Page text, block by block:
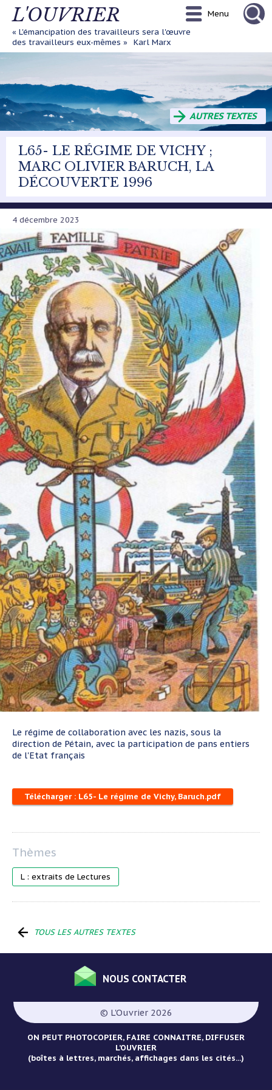
Aller
principal
L'OUVRIER
« L'émancipation des travailleurs sera l'œuvre
des travailleurs eux-mêmes »
Karl Marx
Menu
AUTRES TEXTES
L65- LE RÉGIME DE VICHY ;
MARC OLIVIER BARUCH, LA
DÉCOUVERTE 1996
4 décembre 2023
Le régime de collaboration avec les nazis, sous la
direction de Pétain, avec la participation de pans entiers
de l'Etat français
Télécharger : L65- Le régime de Vichy, Baruch.pdf
L : extraits de Lectures
TOUS LES AUTRES TEXTES
Pied
de
page
NOUS CONTACTER
© L'Ouvrier 2026
ON PEUT PHOTOCOPIER, FAIRE CONNAITRE, DIFFUSER
L’OUVRIER
(boîtes à lettres, marchés, affichages dans les cités...)